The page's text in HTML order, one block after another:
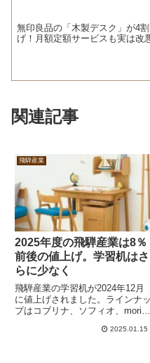
無印良品の「木製デスク」が4
げ！月額定額サービスも実は改
関連記事
飛騨産業
2025年度の飛騨産業は8％
前後の値上げ。学習机はさ
らに少なく
飛騨産業の学習机が2024年12月
に値上げされました。ラインナッ
プはコブリナ、ソフィオ、morino
ました。ただ、浜本工芸やカリモ
2025.01.15